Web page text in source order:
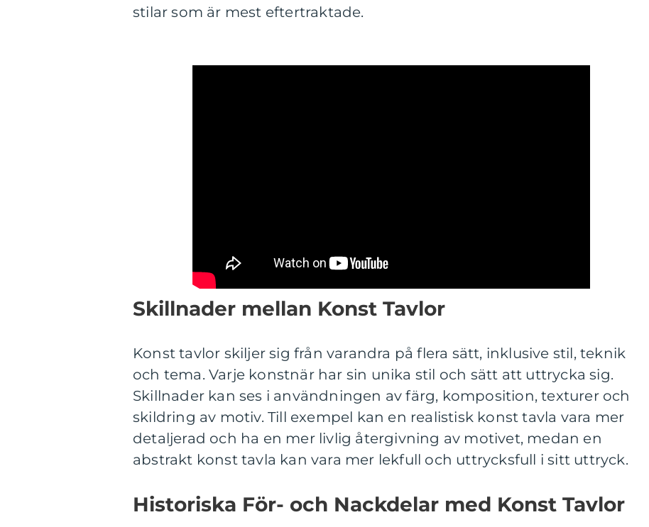
stilar som är mest eftertraktade.
Skillnader mellan Konst Tavlor
Konst tavlor skiljer sig från varandra på flera sätt, inklusive stil, teknik
och tema. Varje konstnär har sin unika stil och sätt att uttrycka sig.
Skillnader kan ses i användningen av färg, komposition, texturer och
skildring av motiv. Till exempel kan en realistisk konst tavla vara mer
detaljerad och ha en mer livlig återgivning av motivet, medan en
abstrakt konst tavla kan vara mer lekfull och uttrycksfull i sitt uttryck.
Historiska För- och Nackdelar med Konst Tavlor